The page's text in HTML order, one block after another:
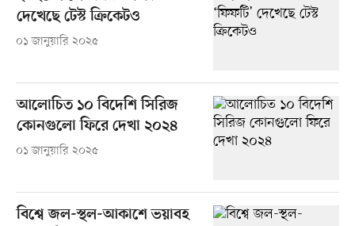
দেখেছে টেস্ট ক্রিকেটও
০১ জানুয়ারি ২০২৫
আলোচিত ১০ বিদেশি সিরিজ
কোনগুলো ফিরে দেখা ২০২৪
০১ জানুয়ারি ২০২৫
বিশ্বে জল-স্থল-আকাশে ভয়াবহ